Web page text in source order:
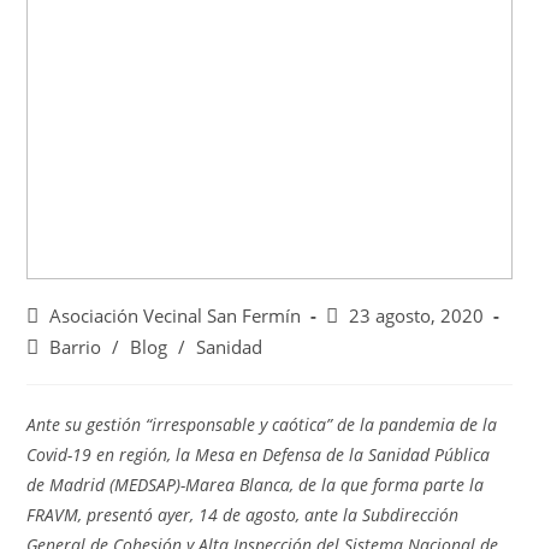
Asociación Vecinal San Fermín
23 agosto, 2020
Barrio / Blog / Sanidad
Ante su gestión “irresponsable y caótica” de la pandemia de la
Covid-19 en región, la Mesa en Defensa de la Sanidad Pública
de Madrid (MEDSAP)-Marea Blanca, de la que forma parte la
FRAVM, presentó ayer, 14 de agosto, ante la Subdirección